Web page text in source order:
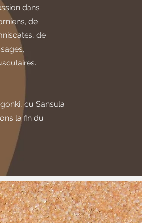
dans
de
de
ou Sansula
la fin du